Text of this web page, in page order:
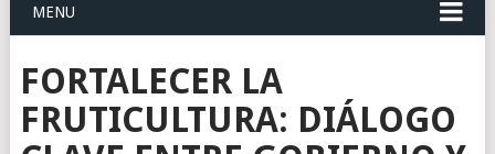
MENU
FORTALECER LA
FRUTICULTURA: DIÁLOGO